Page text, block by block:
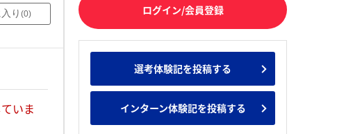
んなの新卒就職人気企業ランキング みんなのインターン人気企業ランキ
卒 IT・DX現場社員インタビュー
り (0)
いま
ログイン/会員登録
選考体験記を投稿する
インターン体験記を投稿する